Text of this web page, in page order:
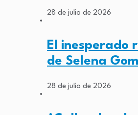
28 de julio de 2026
El inesperado
de Selena
28 de julio de 2026